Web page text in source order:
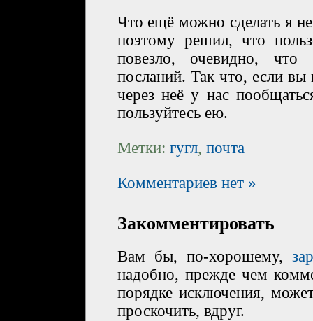
Что ещё можно сделать я
поэтому решил, что
повезло, очевидно,
посланий. Так что, если вы
через неё у нас
пользуйтесь ею.
Метки: гугл, почта
Комментариев нет »
Закомментировать
Вам бы, по-хорошему,
надобно, прежде чем
порядке исключения,
проскочить, вдруг.